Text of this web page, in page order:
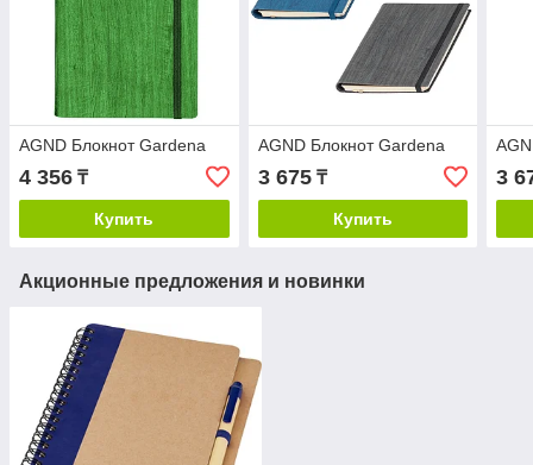
AGND Блокнот Gardena
4 356 ₸
Купить
AGND Блокнот Gardena
3 675₸
Купить
3
Акционные предложения и новинки